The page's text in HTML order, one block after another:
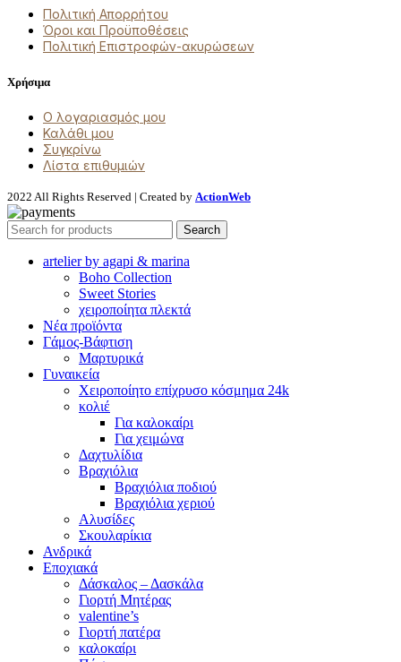
Πολιτική Απορρήτου
Όροι και Προϋποθέσεις
Πολιτική Επιστροφών-ακυρώσεων
Χρήσιμα
Ο λογαριασμός μου
Καλάθι μου
Συγκρίνω
Λίστα επιθυμιών
2022 All Rights Reserved | Created by ActionWeb
Search
artelier by agapi & marina
Boho Collection
Sweet Stories
χειροποίητα πλεκτά
Νέα προϊόντα
Γάμος-Βάφτιση
Μαρτυρικά
Γυναικεία
Χειροποίητο επίχρυσο κόσμημα 24k
κολιέ
Για καλοκαίρι
Για χειμώνα
Δαχτυλίδια
Βραχιόλια
Βραχιόλια ποδιού
Βραχιόλια χεριού
Αλυσίδες
Σκουλαρίκια
Ανδρικά
Εποχιακά
Δάσκαλος – Δασκάλα
Γιορτή Μητέρας
valentine’s
Γιορτή πατέρα
καλοκαίρι